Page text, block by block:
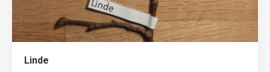
Linde